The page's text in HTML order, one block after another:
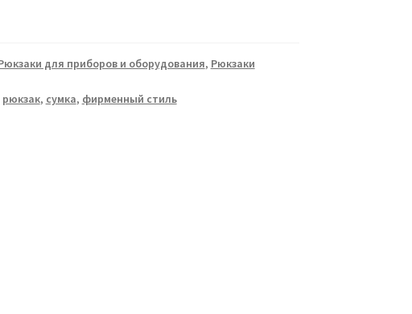
для приборов и оборудования, Рюкзаки
рюкзак, сумка, фирменный стиль